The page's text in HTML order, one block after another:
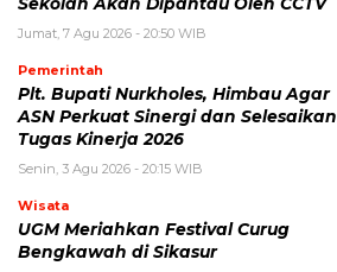
Sekolah Akan Dipantau Oleh CCTV
Jumat, 7 Agu 2026 - 20:50 WIB
Pemerintah
Plt. Bupati Nurkholes, Himbau Agar
ASN Perkuat Sinergi dan Selesaikan
Tugas Kinerja 2026
Senin, 3 Agu 2026 - 20:15 WIB
Wisata
UGM Meriahkan Festival Curug
Bengkawah di Sikasur